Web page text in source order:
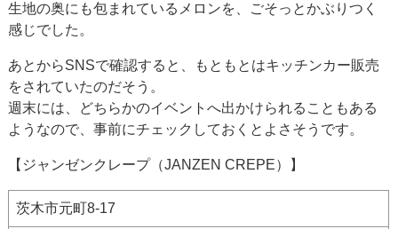
生地の奥にも包まれているメロンを、ごそっとかぶりつく
感じでした。
あとからSNSで確認すると、もともとはキッチンカー販売
をされていたのだそう。
週末には、どちらかのイベントへ出かけられることもある
ようなので、事前にチェックしておくとよさそうです。
【ジャンゼンクレープ（JANZEN CREPE）】
茨木市元町8-17